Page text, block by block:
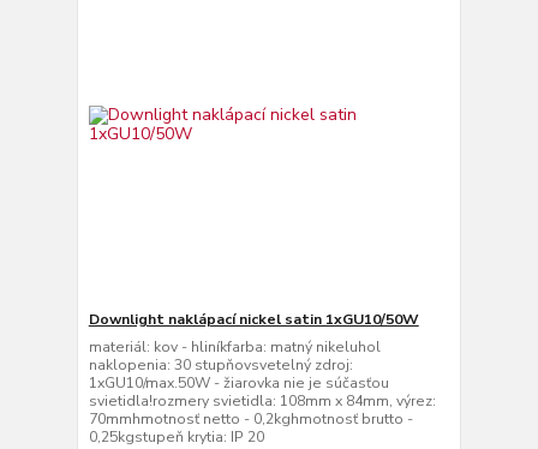
Downlight naklápací nickel satin 1xGU10/50W
materiál: kov - hliníkfarba: matný nikeluhol
naklopenia: 30 stupňovsvetelný zdroj:
1xGU10/max.50W - žiarovka nie je súčasťou
svietidla!rozmery svietidla: 108mm x 84mm, výrez:
70mmhmotnosť netto - 0,2kghmotnosť brutto -
0,25kgstupeň krytia: IP 20